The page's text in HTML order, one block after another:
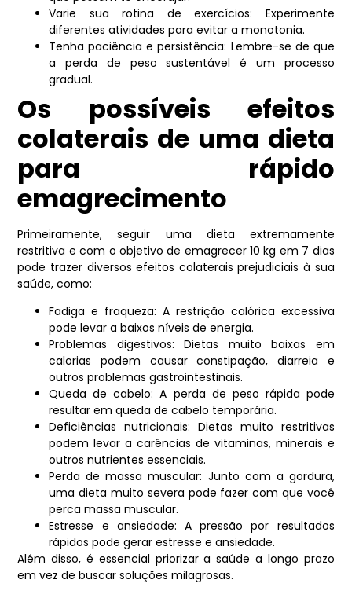
Varie sua rotina de exercícios: Experimente
diferentes atividades para evitar a monotonia.
Tenha paciência e persistência: Lembre-se de que
a perda de peso sustentável é um processo
gradual.
Os possíveis efeitos
colaterais de uma dieta
para rápido
emagrecimento
Primeiramente, seguir uma dieta extremamente
restritiva e com o objetivo de emagrecer 10 kg em 7 dias
pode trazer diversos efeitos colaterais prejudiciais à sua
saúde, como:
Fadiga e fraqueza: A restrição calórica excessiva
pode levar a baixos níveis de energia.
Problemas digestivos: Dietas muito baixas em
calorias podem causar constipação, diarreia e
outros problemas gastrointestinais.
Queda de cabelo: A perda de peso rápida pode
resultar em queda de cabelo temporária.
Deficiências nutricionais: Dietas muito restritivas
podem levar a carências de vitaminas, minerais e
outros nutrientes essenciais.
Perda de massa muscular: Junto com a gordura,
uma dieta muito severa pode fazer com que você
perca massa muscular.
Estresse e ansiedade: A pressão por resultados
rápidos pode gerar estresse e ansiedade.
Além disso, é essencial priorizar a saúde a longo prazo
em vez de buscar soluções milagrosas.